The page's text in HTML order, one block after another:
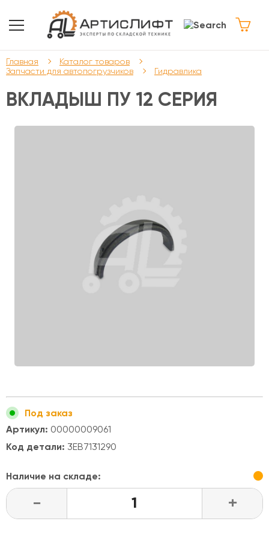
Главная
Каталог товаров
Запчасти для автопогрузчиков
Гидравлика
ВКЛАДЫШ ПУ 12 СЕРИЯ
Под заказ
Артикул: 00000009061
Код детали: 3EB7131290
Наличие на складе:
- +